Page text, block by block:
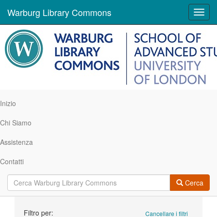
Warburg Library Commons
Inizio
Chi Siamo
Assistenza
Contatti
Cerca
Cancellare i filtri
Filtro per: